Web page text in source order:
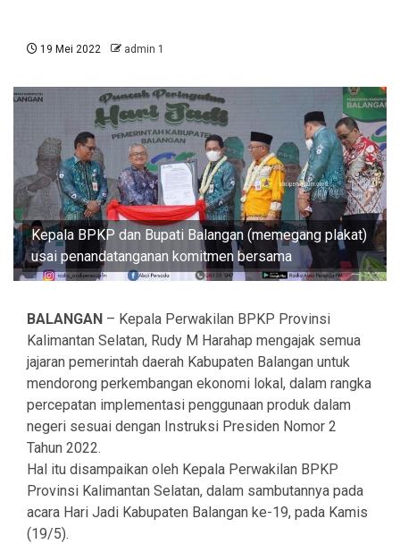
19 Mei 2022 admin 1
Kepala BPKP dan Bupati Balangan (memegang plakat)
usai penandatanganan komitmen bersama
BALANGAN – Kepala Perwakilan BPKP Provinsi
Kalimantan Selatan, Rudy M Harahap mengajak semua
jajaran pemerintah daerah Kabupaten Balangan untuk
mendorong perkembangan ekonomi lokal, dalam rangka
percepatan implementasi penggunaan produk dalam
negeri sesuai dengan Instruksi Presiden Nomor 2
Tahun 2022.
Hal itu disampaikan oleh Kepala Perwakilan BPKP
Provinsi Kalimantan Selatan, dalam sambutannya pada
acara Hari Jadi Kabupaten Balangan ke-19, pada Kamis
(19/5).